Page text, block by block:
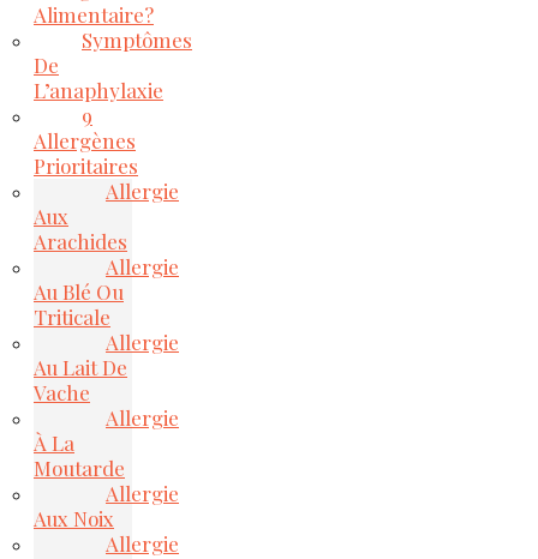
Alimentaire?
Symptômes
De
L’anaphylaxie
9
Allergènes
Prioritaires
Allergie
Aux
Arachides
Allergie
Au Blé Ou
Triticale
Allergie
Au Lait De
Vache
Allergie
À La
Moutarde
Allergie
Aux Noix
Allergie